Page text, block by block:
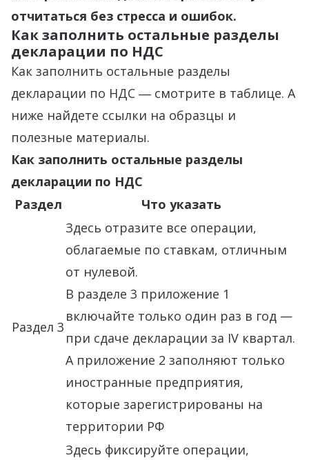
отчитаться без стресса и ошибок.
Как заполнить остальные разделы
декларации по НДС
Как заполнить остальные разделы
декларации по НДС ― смотрите в таблице. А
ниже найдете ссылки на образцы и
полезные материалы.
Как заполнить остальные разделы
декларации по НДС
Раздел
Что указать
Раздел 3
Здесь отразите все операции,
облагаемые по ставкам, отличным
от нулевой.
В разделе 3 приложение 1
включайте только один раз в год —
при сдаче декларации за IV квартал.
А приложение 2 заполняют только
иностранные предприятия,
которые зарегистрированы на
территории РФ
Здесь фиксируйте операции,